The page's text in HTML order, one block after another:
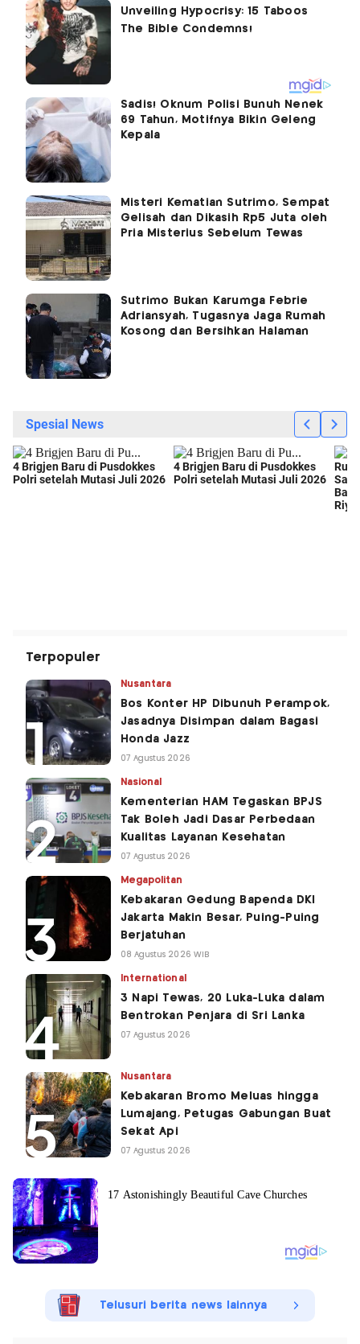
Sadis! Oknum Polisi Bunuh Nenek
69 Tahun, Motifnya Bikin Geleng
Kepala
Misteri Kematian Sutrimo, Sempat
Gelisah dan Dikasih Rp5 Juta oleh
Pria Misterius Sebelum Tewas
Sutrimo Bukan Karumga Febrie
Adriansyah, Tugasnya Jaga Rumah
Kosong dan Bersihkan Halaman
Terpopuler
Nusantara
Bos Konter HP Dibunuh Perampok,
Jasadnya Disimpan dalam Bagasi
Honda Jazz
07 Agustus 2026
Nasional
Kementerian HAM Tegaskan BPJS
Tak Boleh Jadi Dasar Perbedaan
Kualitas Layanan Kesehatan
07 Agustus 2026
Megapolitan
Kebakaran Gedung Bapenda DKI
Jakarta Makin Besar, Puing-Puing
Berjatuhan
08 Agustus 2026 WIB
International
3 Napi Tewas, 20 Luka-Luka dalam
Bentrokan Penjara di Sri Lanka
07 Agustus 2026
Nusantara
Kebakaran Bromo Meluas hingga
Lumajang, Petugas Gabungan Buat
Sekat Api
07 Agustus 2026
Telusuri berita news lainnya